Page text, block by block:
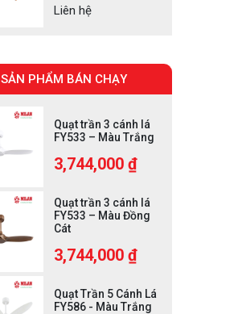
Liên hệ
SẢN PHẨM BÁN CHẠY
Quạt trần 3 cánh lá
FY533 – Màu Trắng
3,744,000 ₫
Quạt trần 3 cánh lá
FY533 – Màu Đồng
Cát
3,744,000 ₫
Quạt Trần 5 Cánh Lá
FY586 - Màu Trắng